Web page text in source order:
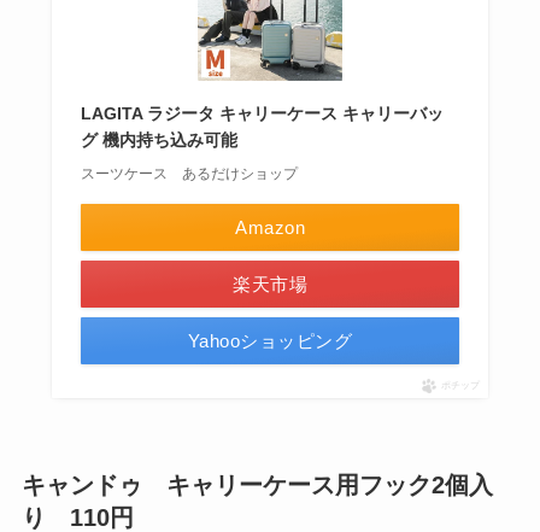
LAGITA ラジータ キャリーケース キャリーバッ
グ 機内持ち込み可能
スーツケース あるだけショップ
Amazon
楽天市場
Yahooショッピング
ポチップ
キャンドゥ キャリーケース用フック2個入
り 110円